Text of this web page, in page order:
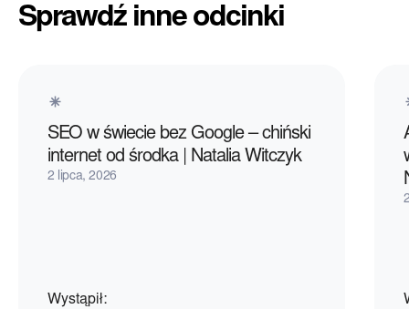
Sprawdź inne odcinki
SEO w świecie bez Google – chiński
internet od środka | Natalia Witczyk
2 lipca, 2026
Wystąpił: